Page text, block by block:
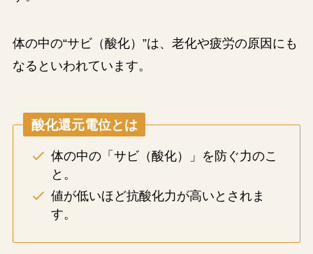
体の中の“サビ（酸化）”は、老化や疲労の原因にも
なるといわれています。
酸化還元電位とは
体の中の「サビ（酸化）」を防ぐ力のこ
と。
値が低いほど抗酸化力が高いとされま
す。